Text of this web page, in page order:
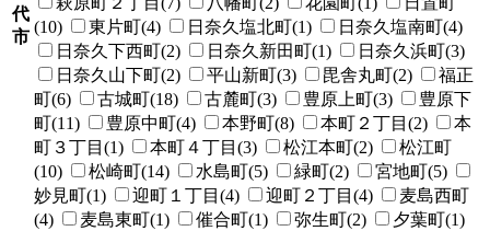
代
市
(10)
東片町(4) 日奈久塩北町(1)
日奈久塩南町(4)
日奈久下西町(2)
日奈久新田町(1)
日奈久浜町(3)
日奈久山下町(2)
平山新町(3) 毘舎丸町(2)
福正
町(6)
古城町(18) 古麓町(3) 豊原上町(3)
豊原下
町(11)
豊原中町(4) 本野町(8) 本町２丁目(2)
本
町３丁目(1)
本町４丁目(3) 松江本町(2)
松江町
(10)
松崎町(14) 水島町(5) 緑町(2)
宮地町(5)
妙見町(1)
迎町１丁目(4) 迎町２丁目(4)
麦島西町
(4)
麦島東町(1) 催合町(1) 弥生町(2)
夕葉町(1)